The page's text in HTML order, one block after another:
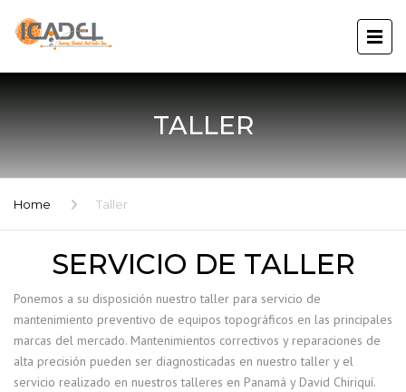
TALLER
Home Taller
SERVICIO DE TALLER
Ponemos a su disposición nuestro taller para servicio de
mantenimiento preventivo de equipos topográficos en las principales
marcas del mercado. Mantenimientos correctivos y reparaciones de
alta precisión pueden ser diagnosticadas en nuestro taller y el
servicio realizado en nuestros talleres en Panamá y David Chiriquí.